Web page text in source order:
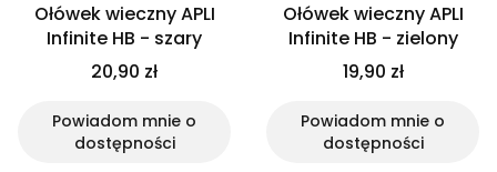
Ołówek wieczny APLI
Infinite HB - szary
20,90 zł
Powiadom mnie o
dostępności
Ołówek wieczny APLI
Infinite HB - zielony
19,90 zł
Powiadom mnie o
dostępności